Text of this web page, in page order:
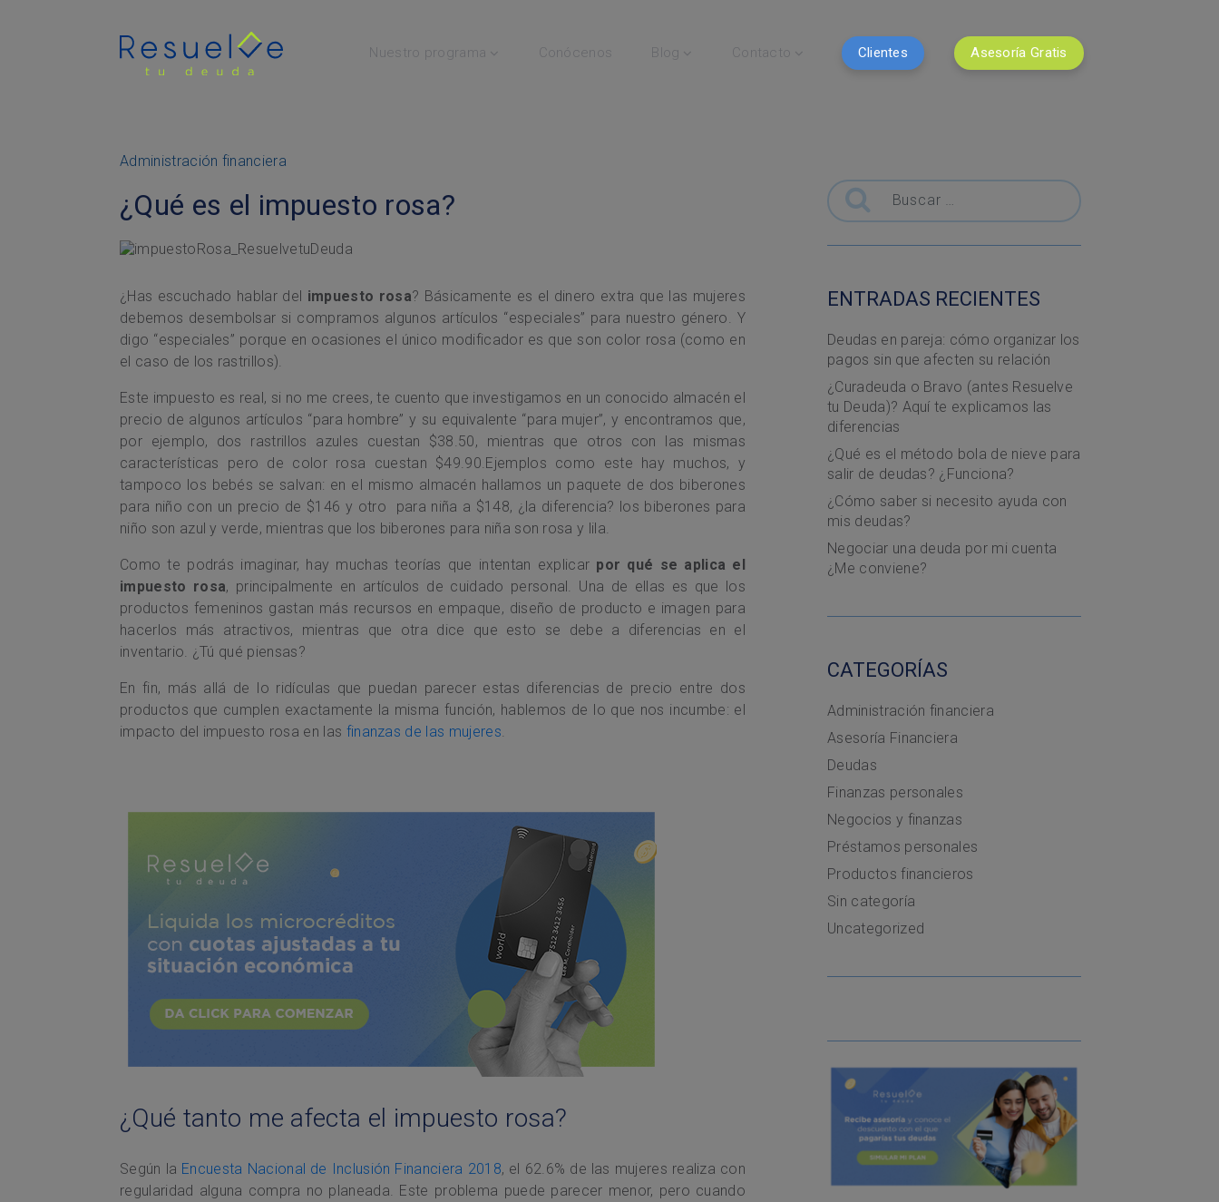
Menú Principal Nuestro programa Conócenos Blog Contacto Clientes Asesoría Gratis
Administración financiera
¿Qué es el impuesto rosa?
¿Has escuchado hablar del impuesto rosa? Básicamente es el dinero extra que las mujeres
debemos desembolsar si compramos algunos artículos “especiales” para nuestro género. Y
digo “especiales” porque en ocasiones el único modificador es que son color rosa (como en
el caso de los rastrillos).
Este impuesto es real, si no me crees, te cuento que investigamos en un conocido almacén el
precio de algunos artículos “para hombre” y su equivalente “para mujer”, y encontramos que,
por ejemplo, dos rastrillos azules cuestan $38.50, mientras que otros con las mismas
características pero de color rosa cuestan $49.90.Ejemplos como este hay muchos, y
tampoco los bebés se salvan: en el mismo almacén hallamos un paquete de dos biberones
para niño con un precio de $146 y otro para niña a $148, ¿la diferencia? los biberones para
niño son azul y verde, mientras que los biberones para niña son rosa y lila.
Como te podrás imaginar, hay muchas teorías que intentan explicar por qué se aplica el
impuesto rosa, principalmente en artículos de cuidado personal. Una de ellas es que los
productos femeninos gastan más recursos en empaque, diseño de producto e imagen para
hacerlos más atractivos, mientras que otra dice que esto se debe a diferencias en el
inventario. ¿Tú qué piensas?
En fin, más allá de lo ridículas que puedan parecer estas diferencias de precio entre dos
productos que cumplen exactamente la misma función, hablemos de lo que nos incumbe: el
impacto del impuesto rosa en las finanzas de las mujeres
¿Qué tanto me afecta el impuesto rosa?
Según la Encuesta Nacional de Inclusión Financiera 2018, el 62.6% de las mujeres realiza con
regularidad alguna compra no planeada. Este problema puede parecer menor, pero cuando
Buscar
ENTRADAS RECIENTES
Deudas en pareja: cómo organizar los
pagos sin que afecten su relación
¿Curadeuda o Bravo (antes Resuelve
tu Deuda)? Aquí te explicamos las
diferencias
¿Qué es el método bola de nieve para
salir de deudas? ¿Funciona?
¿Cómo saber si necesito ayuda con
mis deudas?
Negociar una deuda por mi cuenta
¿Me conviene?
CATEGORÍAS
Administración financiera
Asesoría Financiera
Deudas
Finanzas personales
Negocios y finanzas
Préstamos personales
Productos financieros
Sin categoría
Uncategorized